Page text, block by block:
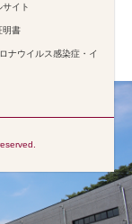
イト
明書
ナウイルス感染症・イ